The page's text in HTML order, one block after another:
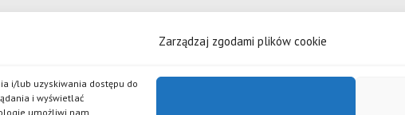
Zarządzaj zgodami plików cookie
i/lub uzyskiwania dostępu do
i wyświetlać
umożliwi nam
ograniczoną odpowiedzialnością
oraz marek: Koźlak, Piwo Żywe, Grand Imperial Porter, Złote Lwy, Pszeniczniak, Johannes, APA, Czarny Bez,
browarne oraz serii piw Po Godzinach.